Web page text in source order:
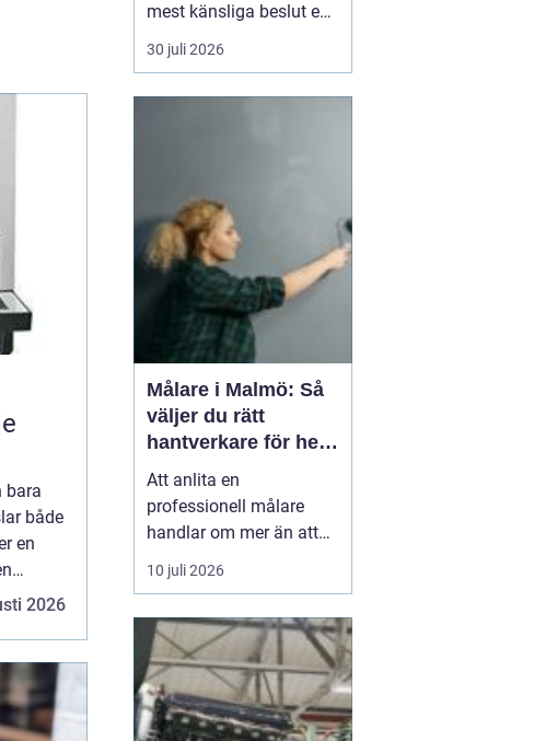
bara
både
en
2026
mest känsliga beslut en
anhörig ställs inför. Mitt i
sorg och praktiska
30 juli 2026
Målare i Malmö: Så
väljer du rätt
hantverkare för hem
och fasad
Att anlita en
professionell målare
handlar om mer än att
bara få nya färger på
väggarna. En skicklig
planering och
materialkunskap så att
både hem och fasad
håller...
10 juli 2026